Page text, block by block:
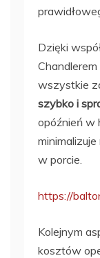
Dzięki
wszystkie
szybko i
opóźnień w
w porcie.
https://
Kolejnym
kosztów